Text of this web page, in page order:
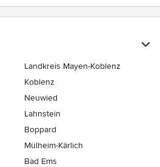
Landkreis Mayen-Koblenz
Koblenz
Neuwied
Lahnstein
Boppard
Mülheim-Kärlich
Bad Ems